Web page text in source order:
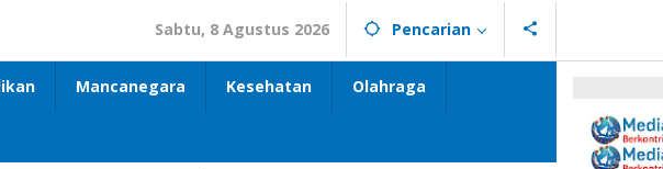
Sabtu, 8 Agustus 2026 Pencarian
Mancanegara Kesehatan Olahraga